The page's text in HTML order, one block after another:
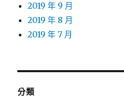
2019 年 9 月
2019 年 8 月
2019 年 7 月
分類